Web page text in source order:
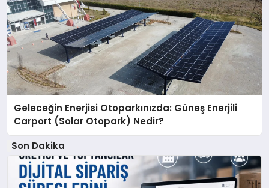
Geleceğin Enerjisi Otoparkınızda: Güneş Enerjili
Carport (Solar Otopark) Nedir?
Son Dakika